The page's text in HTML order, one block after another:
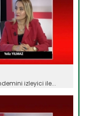
izleyici ile...